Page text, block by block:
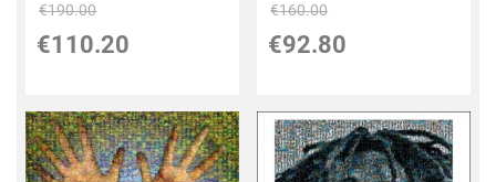
€190.00
€110.20
€160.00
€92.80